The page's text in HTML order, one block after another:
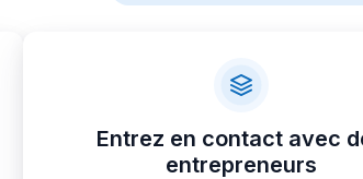
Entrez en contact avec
entrepreneurs